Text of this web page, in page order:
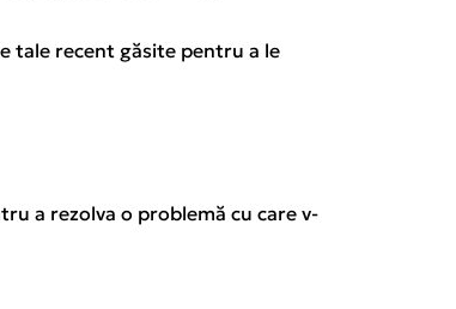
tale recent găsite pentru a le
a rezolva o problemă cu care v-